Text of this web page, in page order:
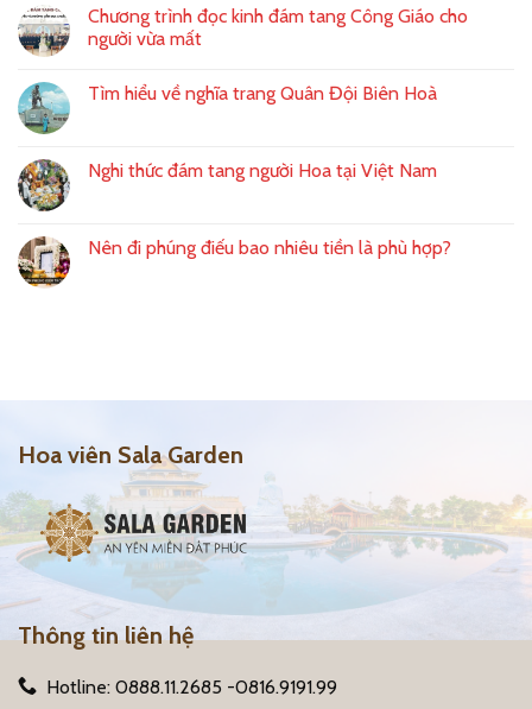
e
d
Chương trình đọc kinh đám tang Công Giáo cho
người vừa mất
Tìm hiểu về nghĩa trang Quân Đội Biên Hoà
Nghi thức đám tang người Hoa tại Việt Nam
Nên đi phúng điếu bao nhiêu tiền là phù hợp?
Hoa viên Sala Garden
Thông tin liên hệ
Hotline: 0888.11.2685 -0816.9191.99